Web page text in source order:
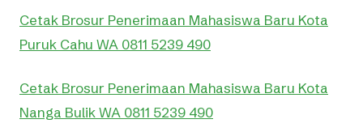
Cetak Brosur Penerimaan Mahasiswa Baru Kota
Puruk Cahu WA 0811 5239 490
Cetak Brosur Penerimaan Mahasiswa Baru Kota
Nanga Bulik WA 0811 5239 490